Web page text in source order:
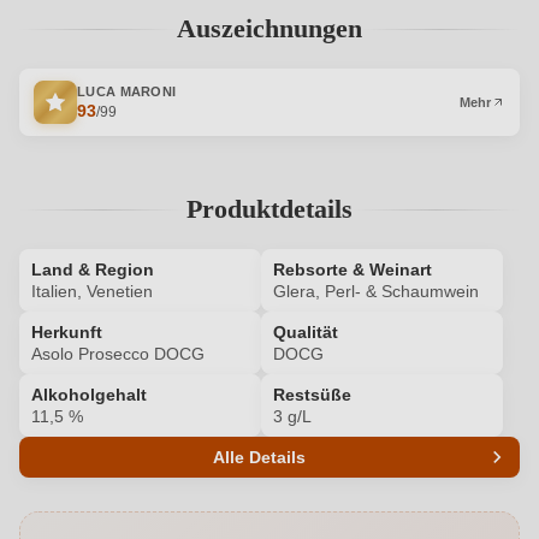
Auszeichnungen
LUCA MARONI
93/99
Mehr
Produktdetails
Land & Region
Italien, Venetien
Rebsorte & Weinart
Glera, Perl- & Schaumwein
Herkunft
Asolo Prosecco DOCG
Qualität
DOCG
Alkoholgehalt
11,5 %
Restsüße
3 g/L
Alle Details